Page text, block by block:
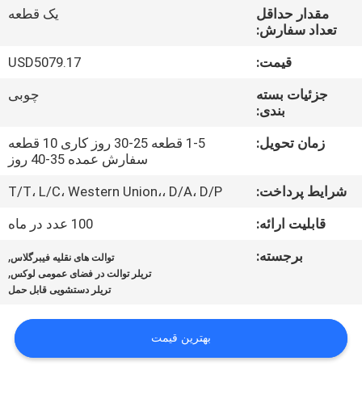
کنترل
کیفیت
تماس
اخبار
حریم
خصوصی
مقدار حداقل
تعداد سفارش:
یک قطعه
قیمت:
USD5079.17
جزئیات بسته
بندی:
چوبی
زمان تحویل:
1-5 قطعه 25-30 روز کاری 10 قطعه
سفارش عمده 35-40 روز
شرایط پرداخت:
T/T، L/C، Western Union،، D/A، D/P
قابلیت ارائه:
100 عدد در ماه
برجسته:
توالت های نقلیه فیبرگلاس,
تریلر توالت در فضای عمومی لوکس,
تریلر دستشویی قابل حمل
بهترین قیمت